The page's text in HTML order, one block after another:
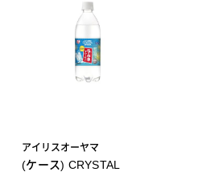
アイリスオーヤマ
(ケース) CRYSTAL